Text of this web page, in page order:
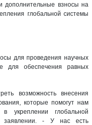
дополнительные взносы на
глобальной системы
для проведения научных
для обеспечения равных
возможность внесения
которые помогут нам
укреплении глобальной
заявлении. - У нас есть